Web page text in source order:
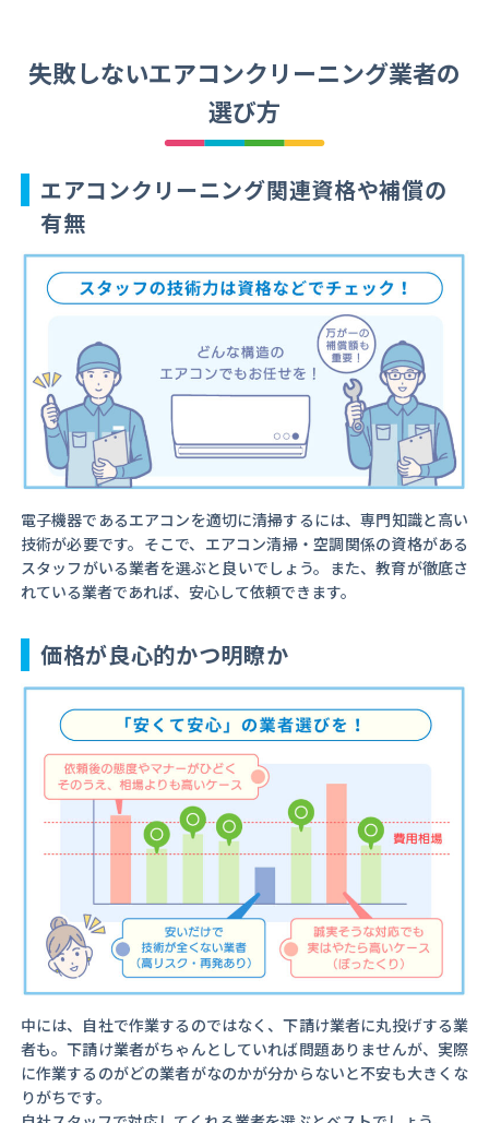
失敗しないエアコンクリーニング業者の
選び方
エアコンクリーニング関連資格や補償の
有無
電子機器であるエアコンを適切に清掃するには、専門知識と高い
技術が必要です。そこで、エアコン清掃・空調関係の資格がある
スタッフがいる業者を選ぶと良いでしょう。また、教育が徹底さ
れている業者であれば、安心して依頼できます。
価格が良心的かつ明瞭か
中には、自社で作業するのではなく、下請け業者に丸投げする業
者も。下請け業者がちゃんとしていれば問題ありませんが、実際
に作業するのがどの業者がなのかが分からないと不安も大きくな
りがちです。